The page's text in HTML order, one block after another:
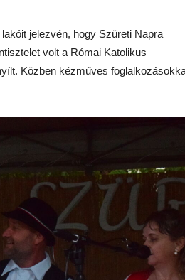
jelezvén, hogy Szüreti Napra
volt a Római Katolikus
Közben kézműves